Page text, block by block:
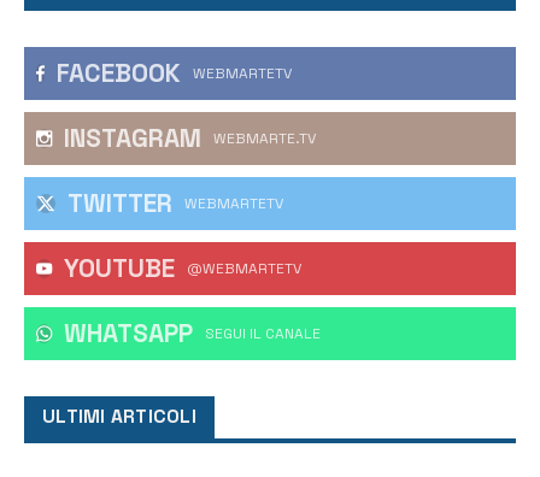
FACEBOOK WEBMARTETV
INSTAGRAM WEBMARTE.TV
TWITTER WEBMARTETV
YOUTUBE @WEBMARTETV
WHATSAPP ‎SEGUI IL CANALE
ULTIMI ARTICOLI